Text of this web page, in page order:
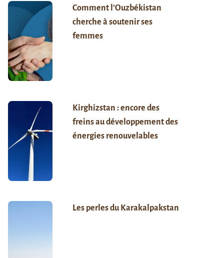
Comment l’Ouzbékistan
cherche à soutenir ses
femmes
Kirghizstan : encore des
freins au développement des
énergies renouvelables
Les perles du Karakalpakstan